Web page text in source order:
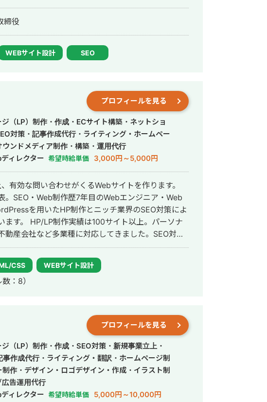
締役
WEBサイト設計 SEO
プロフィールを見る
（LP）制作・作成・ECサイト構築・ネットショ
対策・記事作成代行・ライティング・ホームペー
ンドメディア制作・構築・運用代行
ィレクター 希望時給単価 3,000円～5,000円
有効な問い合わせがくるWebサイトを作ります。
。SEO・Web制作歴7年目のWebエンジニア・Web
を用いたHP制作とニッチ業界のSEO対策によ
以上。パーソナ
動産会社など多業種に対応してきました。SEO対策
上げた新規サイトをニッチ市場でサービスキーワー
万PV、月商500万円の売上を実現した実績がありま
のサイトの構築も得意です。 競合が対応しき
エスポラーダ北海道、バサジィ大分でプロ選手とし
経験を積んできました（バサジィ大分在籍時は完全
。 アスリートとしての経験で培った「やると決め
神で、お客様のプロジェクトに全力で取り組みま
CSS WEBサイト設計
：8）
プロフィールを見る
（LP）制作・作成・SEO対策・新規事業立上・
作成代行・ライティング・翻訳・ホームページ制
作・デザイン・ロゴデザイン・作成・イラスト制
告運用代行
ィレクター 希望時給単価 5,000円～10,000円